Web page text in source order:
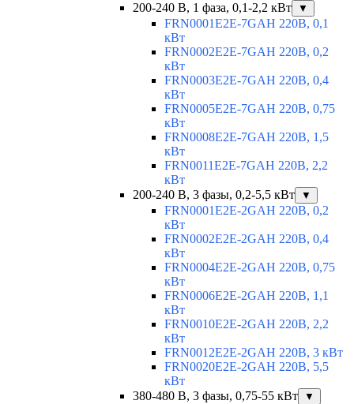
200-240 В, 1 фаза, 0,1-2,2 кВт ▼
FRN0001E2E-7GAH 220В, 0,1
кВт
FRN0002E2E-7GAH 220В, 0,2
кВт
FRN0003E2E-7GAH 220В, 0,4
кВт
FRN0005E2E-7GAH 220В, 0,75
кВт
FRN0008E2E-7GAH 220В, 1,5
кВт
FRN0011E2E-7GAH 220В, 2,2
кВт
200-240 В, 3 фазы, 0,2-5,5 кВт
▼
FRN0001E2E-2GAH 220В, 0,2
кВт
FRN0002E2E-2GAH 220В, 0,4
кВт
FRN0004E2E-2GAH 220В, 0,75
кВт
FRN0006E2E-2GAH 220В, 1,1
кВт
FRN0010E2E-2GAH 220В, 2,2
кВт
FRN0012E2E-2GAH 220В, 3 кВт
FRN0020E2E-2GAH 220В, 5,5
кВт
380-480 В, 3 фазы, 0,75-55 кВт
▼